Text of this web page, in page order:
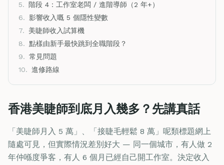
5.
階段 4：工作室老闆 / 進階導師（2 年+）
6. 影響收入嘅 5 個隱性變數
7.
美睫師收入試算機
8. 點樣由新手最快跳到全職階段？
9. 常見問題
10. 進修路線
香港美睫師到底月入幾多？先講真話
「美睫師月入 5 萬」、「接睫毛輕鬆 8 萬」呢類標題網上
隨處可見，但實際情況差別好大 — 同一個城市，有人做 2
年仲喺度爭客，有人 6 個月已經自己開工作室。決定收入